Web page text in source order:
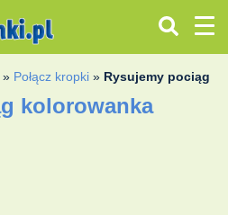
» Połącz kropki » Rysujemy pociąg
kolorowanka